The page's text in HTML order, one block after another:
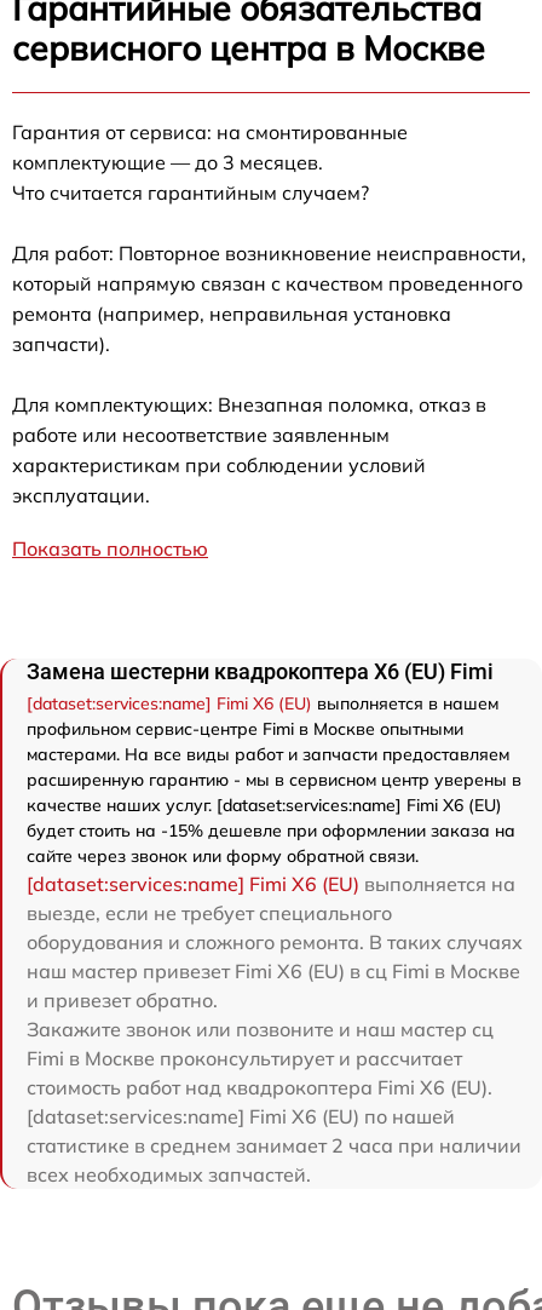
сервисного центра в Москве
Гарантия от сервиса: на смонтированные
комплектующие — до 3 месяцев.
Что считается гарантийным случаем?
Для работ: Повторное возникновение неисправности,
который напрямую связан с качеством проведенного
ремонта (например, неправильная установка
запчасти).
Для комплектующих: Внезапная поломка, отказ в
работе или несоответствие заявленным
характеристикам при соблюдении условий
эксплуатации.
Показать полностью
Замена шестерни квадрокоптера X6 (EU) Fimi
[dataset:services:name] Fimi X6 (EU) выполняется в нашем
профильном сервис-центре Fimi в Москве опытными
мастерами. На все виды работ и запчасти предоставляем
расширенную гарантию - мы в сервисном центр уверены в
качестве наших услуг. [dataset:services:name] Fimi X6 (EU)
будет стоить на -15% дешевле при оформлении заказа на
сайте через звонок или форму обратной связи.
[dataset:services:name] Fimi X6 (EU) выполняется на
выезде, если не требует специального
оборудования и сложного ремонта. В таких случаях
наш мастер привезет Fimi X6 (EU) в сц Fimi в Москве
и привезет обратно.
Закажите звонок или позвоните и наш мастер сц
Fimi в Москве проконсультирует и рассчитает
стоимость работ над квадрокоптера Fimi X6 (EU).
[dataset:services:name] Fimi X6 (EU) по нашей
статистике в среднем занимает 2 часа при наличии
всех необходимых запчастей.